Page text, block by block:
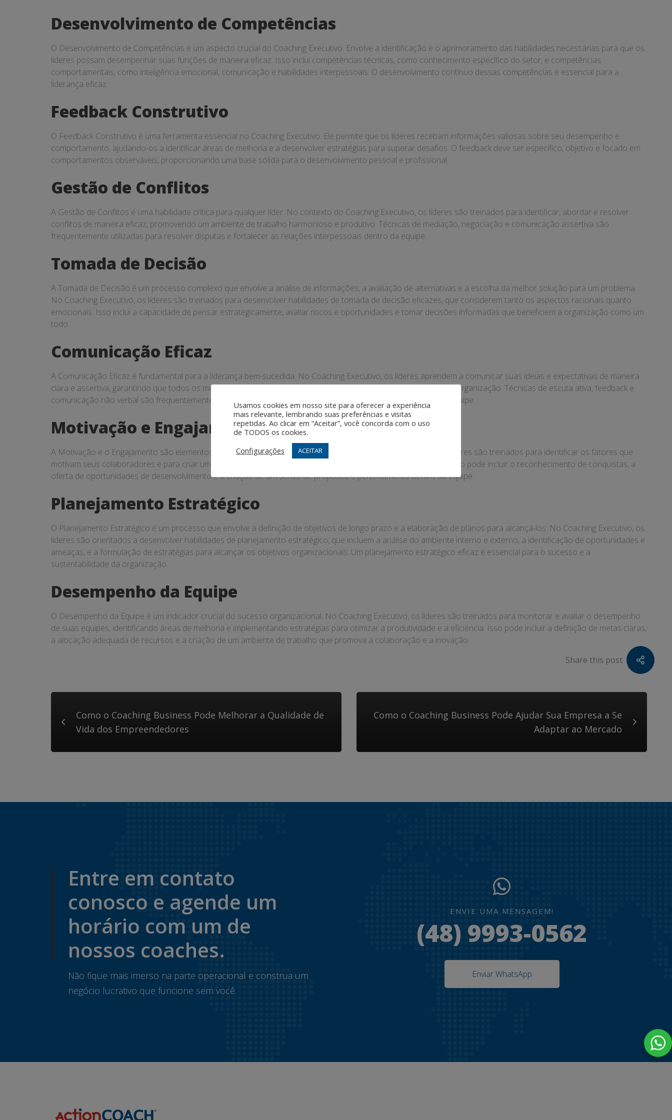
Desenvolvimento de Competências
O Desenvolvimento de Competências é um aspecto crucial do Coaching Executivo. Envolve a identificação e o aprimoramento das habilidades necessárias para que os
líderes possam desempenhar suas funções de maneira eficaz. Isso inclui competências técnicas, como conhecimento específico do setor, e competências
comportamentais, como inteligência emocional, comunicação e habilidades interpessoais. O desenvolvimento contínuo dessas competências é essencial para a
liderança eficaz.
Feedback Construtivo
O Feedback Construtivo é uma ferramenta essencial no Coaching Executivo. Ele permite que os líderes recebam informações valiosas sobre seu desempenho e
comportamento, ajudando-os a identificar áreas de melhoria e a desenvolver estratégias para superar desafios. O feedback deve ser específico, objetivo e focado em
comportamentos observáveis, proporcionando uma base sólida para o desenvolvimento pessoal e profissional.
Gestão de Conflitos
A Gestão de Conflitos é uma habilidade crítica para qualquer líder. No contexto do Coaching Executivo, os líderes são treinados para identificar, abordar e resolver
conflitos de maneira eficaz, promovendo um ambiente de trabalho harmonioso e produtivo. Técnicas de mediação, negociação e comunicação assertiva são
frequentemente utilizadas para resolver disputas e fortalecer as relações interpessoais dentro da equipe.
Tomada de Decisão
A Tomada de Decisão é um processo complexo que envolve a análise de informações, a avaliação de alternativas e a escolha da melhor solução para um problema.
No Coaching Executivo, os líderes são treinados para desenvolver habilidades de tomada de decisão eficazes, que considerem tanto os aspectos racionais quanto
emocionais. Isso inclui a capacidade de pensar estrategicamente, avaliar riscos e oportunidades e tomar decisões informadas que beneficiem a organização como um
todo.
Comunicação Eficaz
A Comunicação Eficaz é fundamental para a liderança bem-sucedida. No Coaching Executivo, os líderes aprendem a comunicar suas ideias e expectativas de maneira
clara e assertiva, garantindo que todos os membros da equipe estejam alinhados com os objetivos e as metas da organização. Técnicas de escuta ativa, feedback e
comunicação não verbal são frequentemente abordadas para melhorar a interação e a colaboração dentro da equipe.
Motivação e Engajamento
A Motivação e o Engajamento são elementos-chave para o desempenho da equipe. No Coaching Executivo, os líderes são treinados para identificar os fatores que
motivam seus colaboradores e para criar um ambiente de trabalho que promova o engajamento e a satisfação. Isso pode incluir o reconhecimento de conquistas, a
oferta de oportunidades de desenvolvimento e a criação de um senso de propósito e pertencimento dentro da equipe.
Planejamento Estratégico
O Planejamento Estratégico é um processo que envolve a definição de objetivos de longo prazo e a elaboração de planos para alcançá-los. No Coaching Executivo, os
líderes são orientados a desenvolver habilidades de planejamento estratégico, que incluem a análise do ambiente interno e externo, a identificação de oportunidades e
ameaças, e a formulação de estratégias para alcançar os objetivos organizacionais. Um planejamento estratégico eficaz é essencial para o sucesso e a
sustentabilidade da organização.
Desempenho da Equipe
O Desempenho da Equipe é um indicador crucial do sucesso organizacional. No Coaching Executivo, os líderes são treinados para monitorar e avaliar o desempenho
de suas equipes, identificando áreas de melhoria e implementando estratégias para otimizar a produtividade e a eficiência. Isso pode incluir a definição de metas claras,
a alocação adequada de recursos e a criação de um ambiente de trabalho que promova a colaboração e a inovação.
Share this post
Como o Coaching Business Pode Melhorar a Qualidade de
Vida dos Empreendedores
Como o Coaching Business Pode Ajudar Sua Empresa a Se
Adaptar ao Mercado
Entre em contato
conosco e agende um
horário com um de
nossos coaches.
Não fique mais imerso na parte operacional e construa um
negócio lucrativo que funcione sem você.
ENVIE UMA MENSAGEM!
(48) 9993-0562
Enviar WhatsApp
Usamos cookies em nosso site para oferecer a experiência
mais relevante, lembrando suas preferências e visitas
repetidas. Ao clicar em “Aceitar”, você concorda com o uso
de TODOS os cookies.
Configurações
ACEITAR